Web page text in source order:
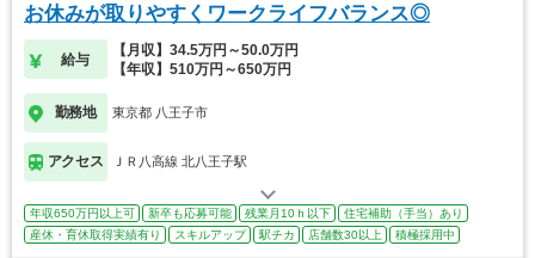
お休みが取りやすくワークライフバランス◎
給与
【月収】34.5万円～50.0万円
【年収】510万円～650万円
勤務地 東京都 八王子市
アクセス ＪＲ八高線 北八王子駅
年収650万円以上可 新卒も応募可能 残業月10ｈ以下
住宅補助（手当）あり
産休・育休取得実績有り
スキルアップ 駅チカ 店舗数30以上 積極採用中